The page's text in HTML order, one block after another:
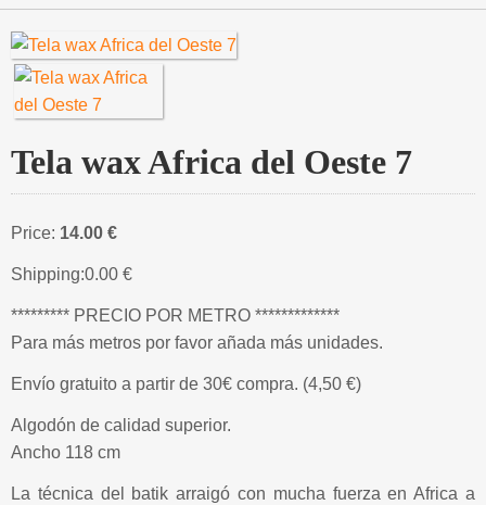
Tela wax Africa del Oeste 7
Price: 14.00 €
Shipping:0.00 €
********* PRECIO POR METRO *************
Para más metros por favor añada más unidades.
Envío gratuito a partir de 30€ compra. (4,50 €)
Algodón de calidad superior.
Ancho 118 cm
La técnica del batik arraigó con mucha fuerza en Africa a